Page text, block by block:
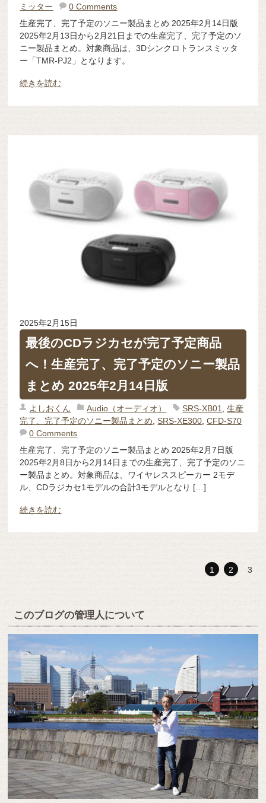
ミッター
0 Comments
生産完了、完了予定のソニー製品まとめ 2025年2月14日版
2025年2月13日から2月21日までの生産完了、完了予定のソ
ニー製品まとめ。対象商品は、3Dシンクロトランスミッタ
ー「TMR-PJ2」となります。
続きを読む
2025年2月15日
最後のCDラジカセが完了予定商品
へ！生産完了、完了予定のソニー製品
まとめ 2025年2月14日版
よしおくん Audio（オーディオ） SRS-XB01,生産
完了、完了予定のソニー製品まとめ,SRS-XE300,CFD-S70
0 Comments
生産完了、完了予定のソニー製品まとめ 2025年2月7日版
2025年2月8日から2月14日までの生産完了、完了予定のソニ
ー製品まとめ。対象商品は、ワイヤレススピーカー 2モデ
ル、CDラジカセ1モデルの合計3モデルとなり […]
続きを読む
1 2 3
このブログの管理人について